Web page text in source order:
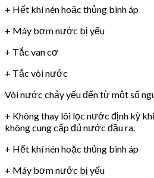
+ Hết khí nén hoặc thủng bình áp
+ Máy bơm nước bị yếu
+ Tắc van cơ
+ Tắc vòi nước
Vòi nước chảy yếu đến từ một số
+ Không thay lõi lọc nước định kỳ
không cung cấp đủ nước đầu ra.
+ Hết khí nén hoặc thủng bình áp
+ Máy bơm nước bị yếu